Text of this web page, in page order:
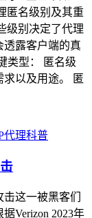
匿名级别及其重
级别决定了代理
透露客户端的真
类型： 匿名级
以及用途。 匿
代理科普
这一被黑客们
Verizon 2023年